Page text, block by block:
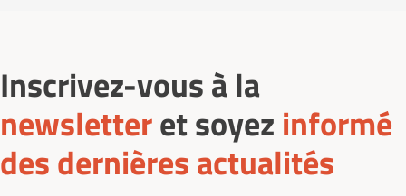
électroménagers.
Parfois des services à la personne (ménage,
repas, aide administrative).
Les services varient selon le type de logement ou
l’organisme gestionnaire.
Inscrivez-vous à la
newsletteret soyez informé
des dernières actualités